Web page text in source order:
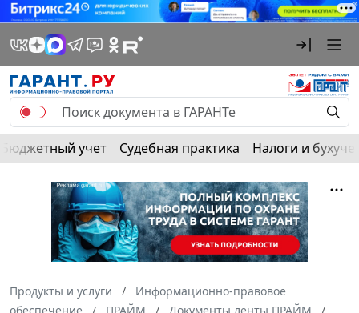
Бюджетный учет Судебная практика Налоги и
Продукты и услуги
Информационно-правовое